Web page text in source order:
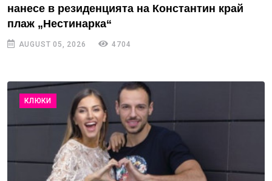
нанесе в резиденцията на Константин край
плаж „Нестинарка“
AUGUST 05, 2026 4704
КЛЮКИ